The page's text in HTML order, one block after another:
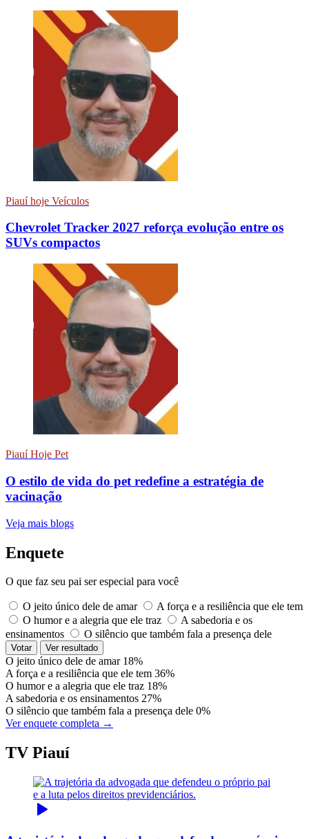
Piauí hoje Veículos
Chevrolet Tracker 2027 reforça evolução entre os
SUVs compactos
Piauí Hoje Pet
O estilo de vida do pet redefine a estratégia de
vacinação
Veja mais blogs
Enquete
O que faz seu pai ser especial para você
O jeito único dele de amar
A força e a resiliência que ele tem
O humor e a alegria que ele traz
A sabedoria e os
ensinamentos
O silêncio que também fala a presença dele
Votar Ver resultado
O jeito único dele de amar 18%
A força e a resiliência que ele tem 36%
O humor e a alegria que ele traz 18%
A sabedoria e os ensinamentos 27%
O silêncio que também fala a presença dele 0%
Ver enquete completa →
TV Piauí